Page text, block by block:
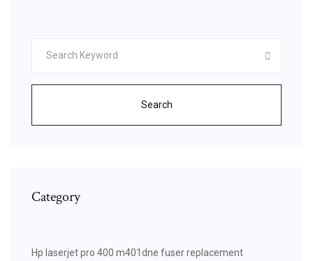
Search
Category
Hp laserjet pro 400 m401dne fuser replacement